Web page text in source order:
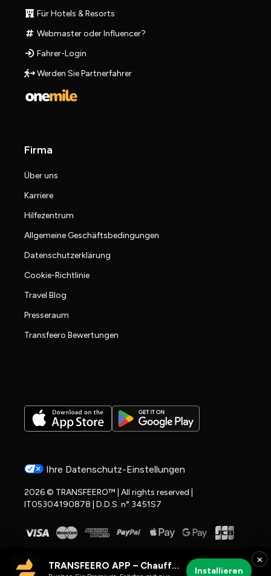
Für Hotels & Resorts
Webmaster oder Influencer?
Fahrer-Login
Werden Sie Partnerfahrer
Firma
Über uns
Karriere
Hilfezentrum
Allgemeine Geschäftsbedingungen
Datenschutzerklärung
Cookie-Richtlinie
Travel Blog
Presseraum
Transfeero Bewertungen
Ihre Datenschutz-Einstellungen
2026 © TRANSFEERO™ | All rights reserved |
IT05304190878 | D.D.S. n° 3451S7
×
TRANSFEERO APP – Chauffeur- & Flughafenfahrten Installieren